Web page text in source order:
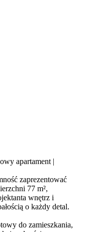
apartament |
zaprezentować
77 m²,
wnętrz i
o każdy detal.
do zamieszkania,